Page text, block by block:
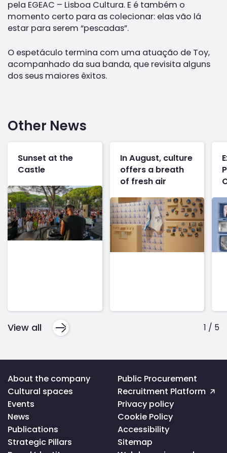
pela EGEAC – Lisboa Cultura. E é também o
momento certo para as colecionar: elas vão lá
estar para serem “pescadas”.
O espetáculo termina com uma atuação de Toy,
acompanhado da sua banda, que revisita alguns
dos seus maiores êxitos.
Other News
Sunset at the
Castle
In August, culture
offers a breath
of fresh air
1 / 5
View all
Voltar
ao
topo
da
página
About the company
Cultural spaces
Events
News
Publications
Strategic Pillars
Public Procurement
Recruitment Platform
Privacy policy
Cookie Policy
Accessibility
Sitemap